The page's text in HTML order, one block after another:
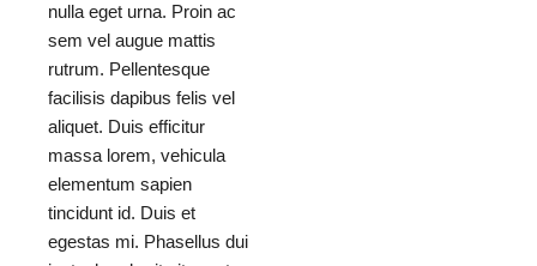
nulla eget urna. Proin ac
sem vel augue mattis
rutrum. Pellentesque
facilisis dapibus felis vel
aliquet. Duis efficitur
massa lorem, vehicula
elementum sapien
tincidunt id. Duis et
egestas mi. Phasellus dui